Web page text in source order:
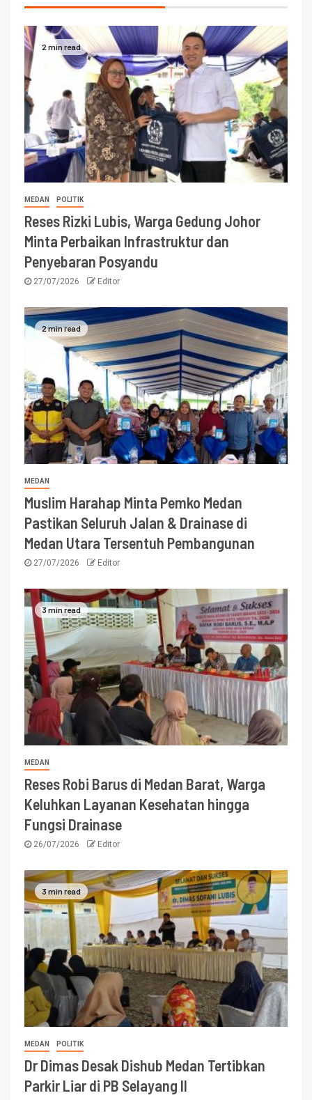
2 min read
MEDAN POLITIK
Reses Rizki Lubis, Warga Gedung Johor
Minta Perbaikan Infrastruktur dan
Penyebaran Posyandu
27/07/2026 Editor
2 min read
MEDAN
Muslim Harahap Minta Pemko Medan
Pastikan Seluruh Jalan & Drainase di
Medan Utara Tersentuh Pembangunan
27/07/2026 Editor
3 min read
MEDAN
Reses Robi Barus di Medan Barat, Warga
Keluhkan Layanan Kesehatan hingga
Fungsi Drainase
26/07/2026 Editor
3 min read
MEDAN POLITIK
Dr Dimas Desak Dishub Medan Tertibkan
Parkir Liar di PB Selayang II